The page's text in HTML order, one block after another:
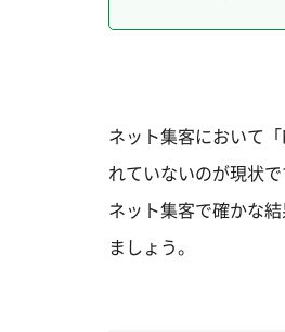
ネット集客において
れていないのが現状
ネット集客で確かな
ましょう。